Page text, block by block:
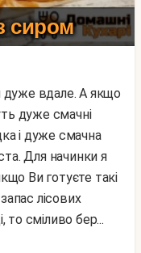
сиром
дуже смачні
і дуже смачна
Для начинки я
Ви готуєте такі
лісових
то сміливо бер...